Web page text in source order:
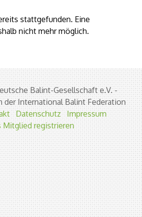
stattgefunden. Eine
nicht mehr möglich.
Balint-Gesellschaft e.V. -
der International Balint Federation
Datenschutz
Impressum
Mitglied registrieren